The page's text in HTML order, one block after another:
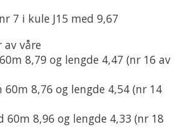
7 i kule J15 med 9,67
av våre
8,79 og lengde 4,47 (nr 16 av
8,76 og lengde 4,54 (nr 14
60m 8,96 og lengde 4,33 (nr 18